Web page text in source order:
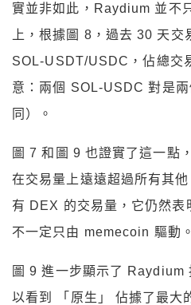
實並非如此，Raydium 並不
上，根據圖 8，過去 30 天
SOL-USDT/USDC，佔總交
意：兩個 SOL-USDC 對是
同）。
圖 7 和圖 9 也證實了這一點
在交易量上遠遠超過所有其
有 DEX 的交易量，它仍然表
不一定只由 memecoin 驅動。
圖 9 進一步顯示了 Raydium
以看到 「原生」 佔據了最大